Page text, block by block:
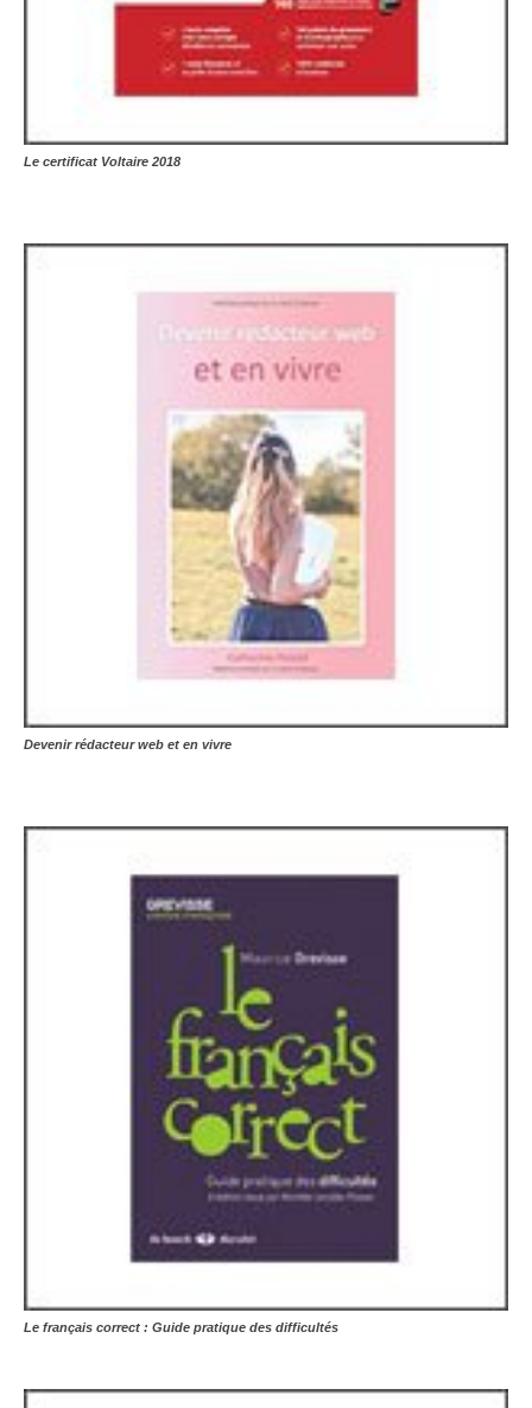
Le certificat Voltaire 2018
Devenir rédacteur web et en vivre
Le français correct : Guide pratique des difficultés